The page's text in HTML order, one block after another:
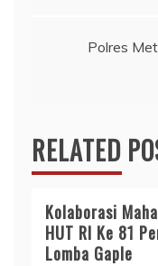
Polres
RELATED
Kolaborasi
HUT RI Ke 81
Lomba Gaple